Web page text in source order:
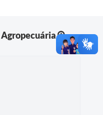
Agropecuária